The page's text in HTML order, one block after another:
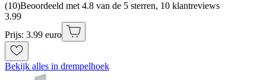
(10)Beoordeeld met 4.8 van de 5 sterren, 10 klantreviews
3.99
Prijs: 3.99 euro
Bekijk alles in drempelhoek